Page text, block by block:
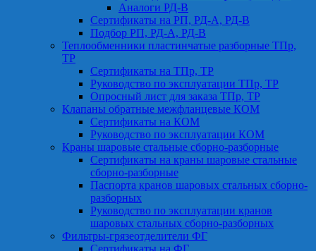
Аналоги РД-В
Сертификаты на РП, РД-А, РД-В
Подбор РП, РД-А, РД-В
Теплообменники пластинчатые разборные ТПр,
ТР
Сертификаты на ТПр, ТР
Руководство по эксплуатации ТПр, ТР
Опросный лист для заказа ТПр, ТР
Клапаны обратные межфланцевые КОМ
Сертификаты на КОМ
Руководство по эксплуатации КОМ
Краны шаровые стальные сборно-разборные
Сертификаты на краны шаровые стальные
сборно-разборные
Паспорта кранов шаровых стальных сборно-
разборных
Руководство по эксплуатации кранов
шаровых стальных сборно-разборных
Фильтры-грязеотделители ФГ
Сертификаты на ФГ